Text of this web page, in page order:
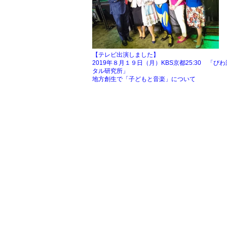
【テレビ出演しました】
2019年８月１９日（月）KBS京都25:30 「びわ
タル研究所」
地方創生で「子どもと音楽」について